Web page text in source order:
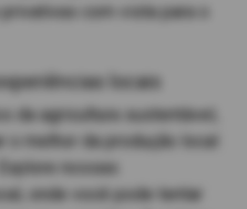
com vista para o
locais
da agricultura sustentável,
melhor da produção local
nossas
onde você pode tentar